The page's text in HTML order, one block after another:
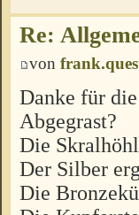
Re:
von
Danke für
Abgegrast?
Die
Der Silber
Die